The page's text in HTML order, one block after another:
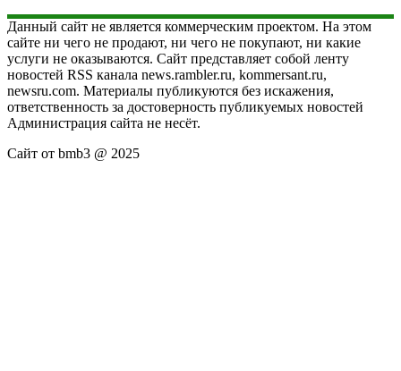
Данный сайт не является коммерческим проектом. На этом
сайте ни чего не продают, ни чего не покупают, ни какие
услуги не оказываются. Сайт представляет собой ленту
новостей RSS канала news.rambler.ru, kommersant.ru,
newsru.com. Материалы публикуются без искажения,
ответственность за достоверность публикуемых новостей
Администрация сайта не несёт.
Сайт от bmb3 @ 2025